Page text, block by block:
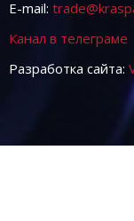
E-mail:
Канал в телеграме
Разработка сайта: